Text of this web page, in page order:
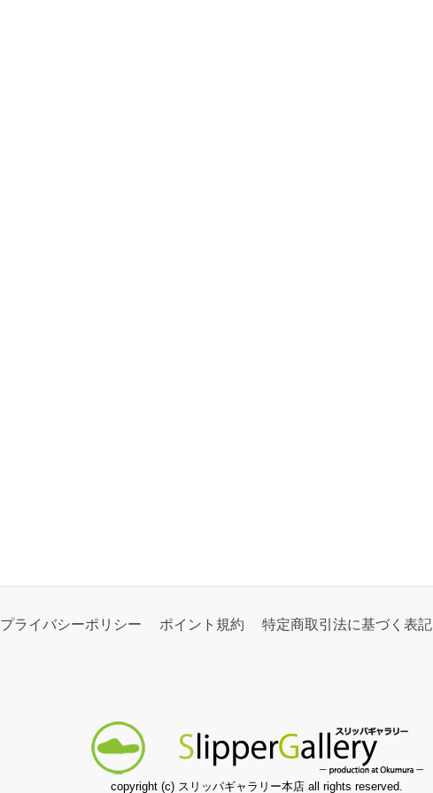
プライバシーポリシー ポイント規約 特定商取引法に基づく表記
copyright (c) スリッパギャラリー本店 all rights reserved.